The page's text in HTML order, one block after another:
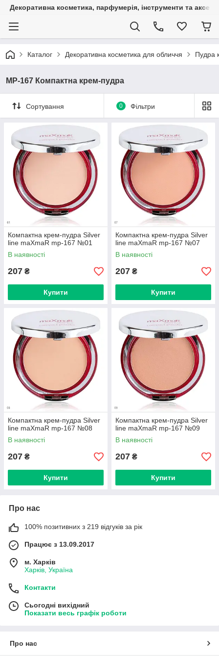
Декоративна косметика, парфумерія, інструменти та
Каталог Декоративна косметика для обличчя Пудра
MP-167 Компактна крем-пудра
Сортування 0 Фільтри
Компактна крем-пудра Silver
line maXmaR mp-167 №01
В наявності
207 ₴
Купити
Компактна крем-пудра Silver
line maXmaR mp-167 №07
В наявності
207 ₴
Купити
Компактна крем-пудра Silver
line maXmaR mp-167 №08
В наявності
207 ₴
Купити
Компактна крем-пудра Silver
line maXmaR mp-167 №09
В наявності
207 ₴
Купити
Про нас
100% позитивних з 219 відгуків за рік
Працює з 13.09.2017
м. Харків
Харків, Україна
Контакти
Сьогодні вихідний
Показати весь графік роботи
Про нас